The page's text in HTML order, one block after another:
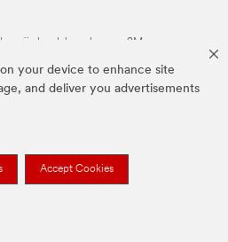
your device to enhance site
and deliver you advertisements
Accept Cookies
zijn handelsmerken van 3M.we